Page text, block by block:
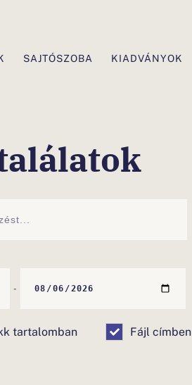
SAJTÓSZOBA KIADVÁNYOK
-
tartalomban Fájl címben